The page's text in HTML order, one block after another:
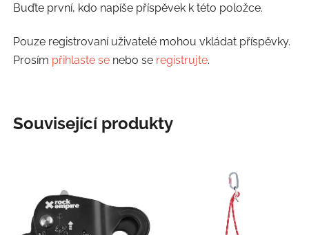
Buďte první, kdo napíše příspěvek k této položce.
Pouze registrovaní uživatelé mohou vkládat příspěvky.
Prosím přihlaste senebo se registrujte.
Související produkty